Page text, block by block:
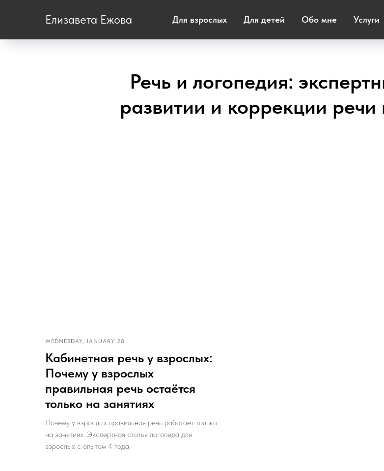
Елизавета Ежова Для взрослых Для детей Обо мне Услуги
Речь и логопедия:
развитии и коррекции речи
WEDNESDAY, JANUARY 28
Кабинетная речь у взрослых:
Почему у взрослых
правильная речь остаётся
только на занятиях
Почему у взрослых правильная речь работает только
на занятиях. Экспертная статья логопеда для
взрослых с опытом 4 года.